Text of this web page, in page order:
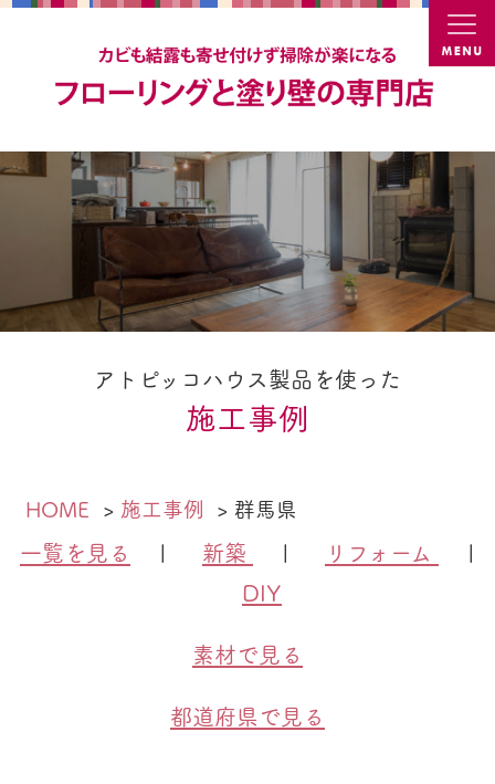
カビ結
アトピッコハウス製品を使った
施工事例
HOME 施工事例 群馬県
一覧を見る | 新築 | リフォーム
|
DIY
素材で見る
都道府県で見る